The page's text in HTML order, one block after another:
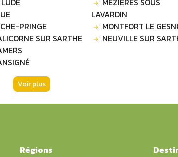
PRINGE
SUR SARTHE
MEZIERES SOUS
LAVARDIN
MONTFORT LE
NEUVILLE SUR
Voir plus
Régions